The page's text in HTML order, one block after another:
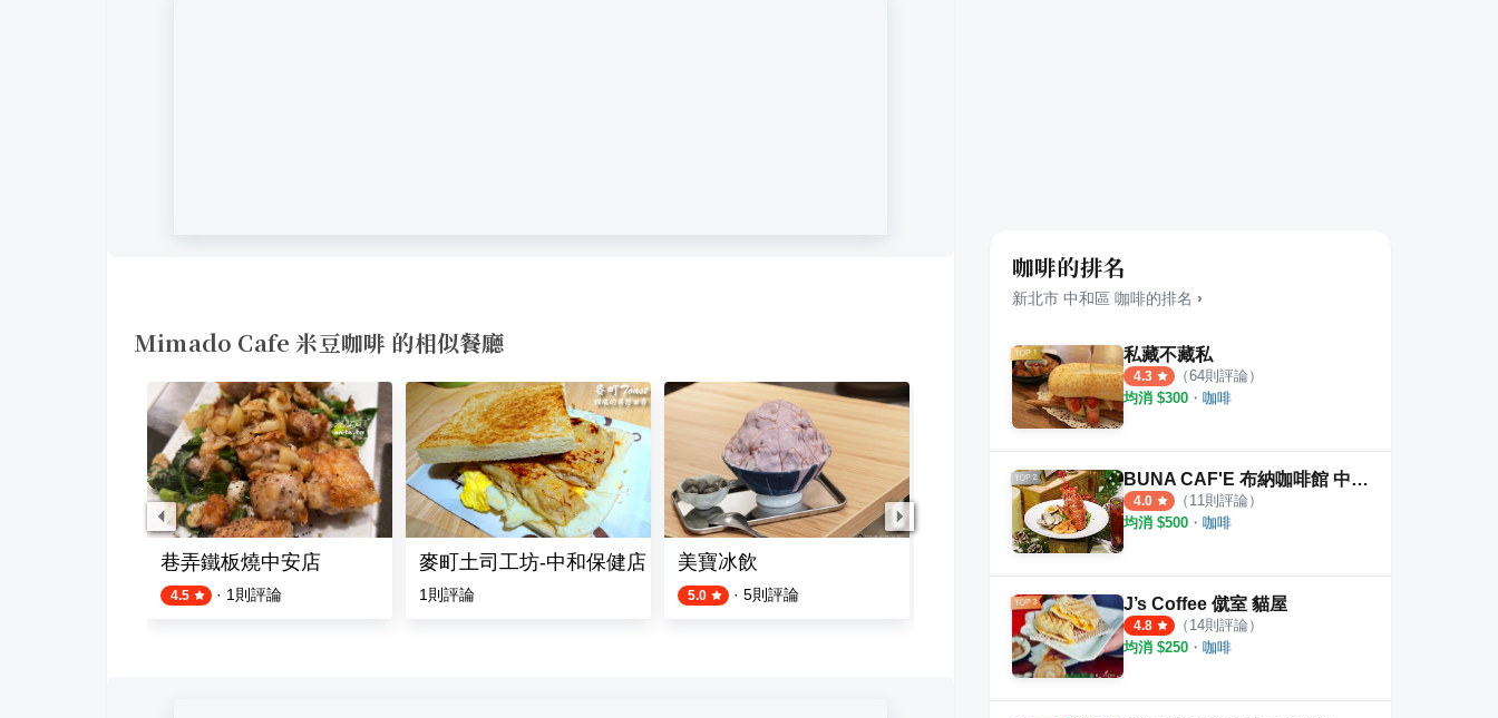
Mimado Cafe 米豆咖啡 的相似餐廳
巷弄鐵板燒中安店
4.5 · 1 則評論
麥町土司工坊-中和保健店
1 則評論
美寶冰飲
5.0 · 5則評論 則評論
咖啡的排名
新北市 中和區 咖啡的排名 ›
私藏不藏私
4.3 （64則評論）
均消 $300 ・ 咖啡
BUNA CAF'E 布納咖啡館 中和公園館
4.0 （ 11 則評論）
均消 $500 ・ 咖啡
J’s Coffee 僦室 貓屋
4.8 （ 14則評論）
均消 $250 ・ 咖啡